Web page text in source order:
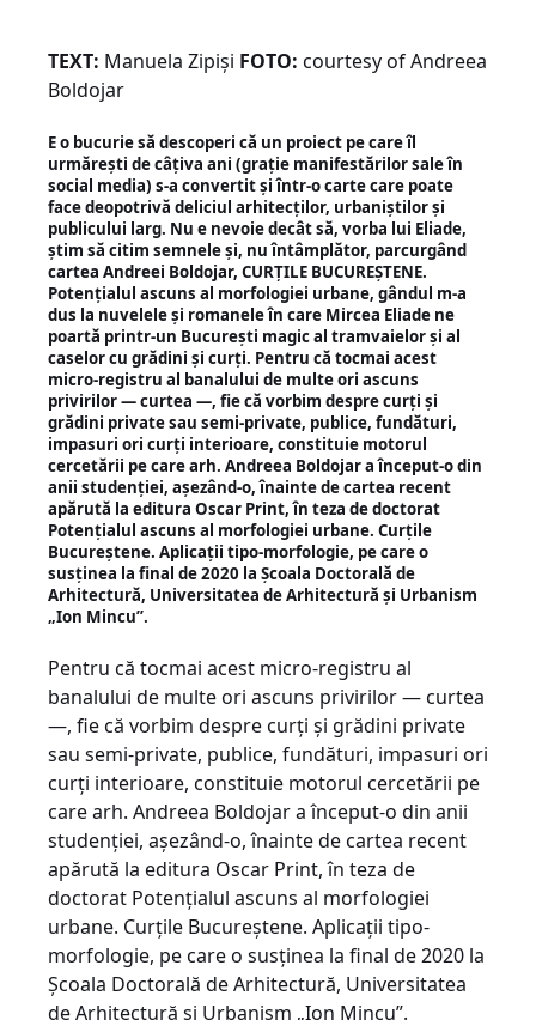
TEXT: Manuela Zipiși FOTO: courtesy of Andreea
Boldojar
E o bucurie să descoperi că un proiect pe care îl
urmărești de câțiva ani (grație manifestărilor sale în
social media) s-a convertit și într-o carte care poate
face deopotrivă deliciul arhitecților, urbaniștilor și
publicului larg. Nu e nevoie decât să, vorba lui Eliade,
știm să citim semnele și, nu întâmplător, parcurgând
cartea Andreei Boldojar, CURȚILE BUCUREȘTENE.
Potențialul ascuns al morfologiei urbane, gândul m-a
dus la nuvelele și romanele în care Mircea Eliade ne
poartă printr-un București magic al tramvaielor și al
caselor cu grădini și curți. Pentru că tocmai acest
micro-registru al banalului de multe ori ascuns
privirilor — curtea —, fie că vorbim despre curți și
grădini private sau semi-private, publice, fundături,
impasuri ori curți interioare, constituie motorul
cercetării pe care arh. Andreea Boldojar a început-o din
anii studenției, așezând-o, înainte de cartea recent
apărută la editura Oscar Print, în teza de doctorat
Potențialul ascuns al morfologiei urbane. Curțile
Bucureștene. Aplicații tipo-morfologie, pe care o
susținea la final de 2020 la Școala Doctorală de
Arhitectură, Universitatea de Arhitectură și Urbanism
„Ion Mincu”.
Pentru că tocmai acest micro-registru al
banalului de multe ori ascuns privirilor — curtea
—, fie că vorbim despre curți și grădini private
sau semi-private, publice, fundături, impasuri ori
curți interioare, constituie motorul cercetării pe
care arh. Andreea Boldojar a început-o din anii
studenției, așezând-o, înainte de cartea recent
apărută la editura Oscar Print, în teza de
doctorat Potențialul ascuns al morfologiei
urbane. Curțile Bucureștene. Aplicații tipo-
morfologie, pe care o susținea la final de 2020 la
Școala Doctorală de Arhitectură, Universitatea
de Arhitectură și Urbanism „Ion Mincu”.